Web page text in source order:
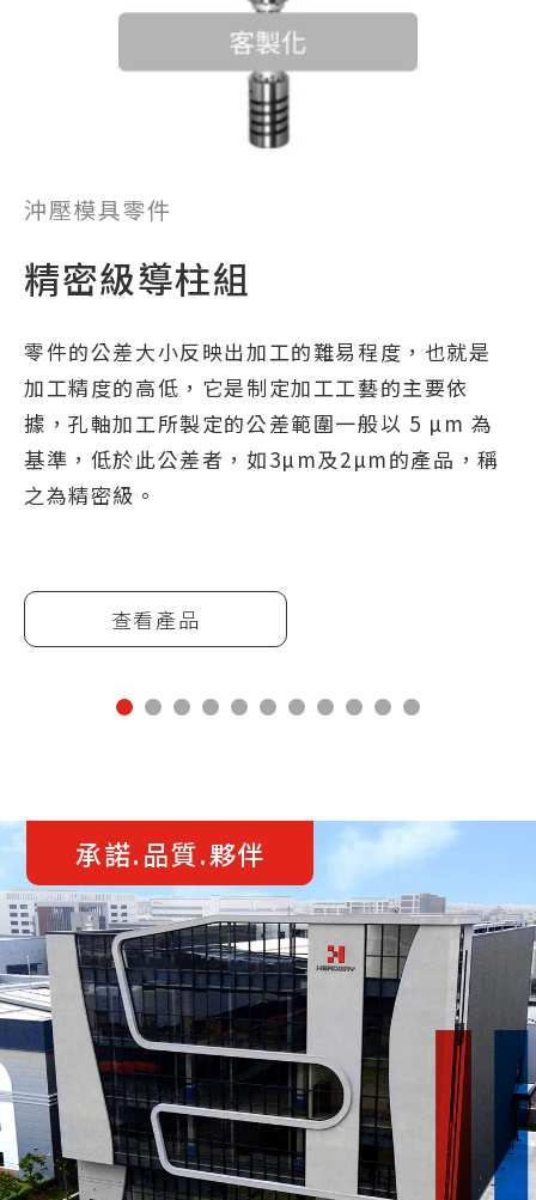
沖壓模具零件
精密級導柱組
零件的公差大小反映出加工的難易程度，也就是
加工精度的高低，它是制定加工工藝的主要依
據，孔軸加工所製定的公差範圍一般以 5 µm 為
基準，低於此公差者，如3µm及2µm的產品，稱
之為精密級。
查看產品
承諾.品質.夥伴